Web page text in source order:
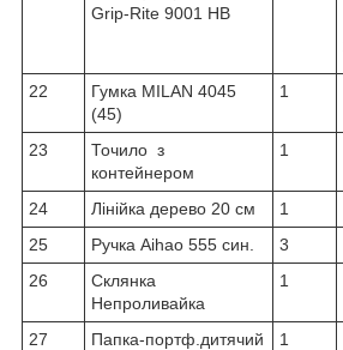
Grip-Rite 9001 HB
22
Гумка MILAN 4045
(45)
1
23
Точило з
контейнером
1
24 Лінійка дерево 20 см 1
25
Ручка Aihao 555 син. 3
26
Склянка
Непроливайка
1
27
Папка-портф.дитячий
1